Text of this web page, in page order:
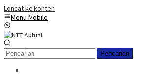
Loncat ke konten
Menu Mobile
Pencarian